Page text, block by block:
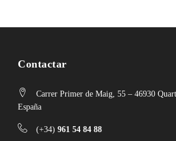
Contactar
Carrer Primer de Maig, 55 – 46930
España
(+34) 961 54 84 88